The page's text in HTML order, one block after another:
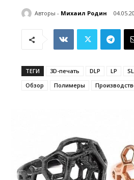
Авторы - Михаил Родин
ТЕГИ 3D-печать DLP LP
Обзор
Полимеры